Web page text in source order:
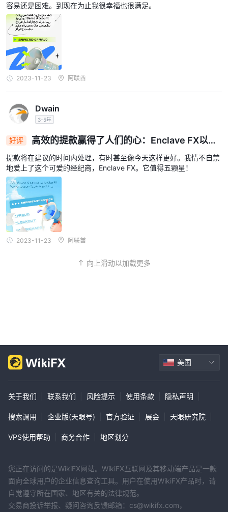
容易还是困难。到现在为止我很幸福也很满足。
2023-11-23 阿联酋
Dwain
3-5年
好评
高效的提款赢得了人们的心：Enclave FX以五
提款将在建议的时间内处理，有时甚至像今天这样更好。我情不自禁
地爱上了这个可爱的经纪商，Enclave FX。它值得五颗星！
2023-11-23 阿联酋
向上滑动以加载更多
美国
关于我们 联系我们 风险提示 使用条款 隐私声明
搜索调用 企业版(天眼号) 官方验证 展会 天眼研究院
VPS使用帮助 商务合作 地区划分
您正在访问的是WikiFX网站。WikiFX互联网及其移动端产品是一款
面向全球用户的企业信息查询工具。用户在使用WikiFX产品时，请
自觉遵守所在国家、地区有关的法律规范。
交易商投诉举报、疑问咨询反馈邮箱：cs@wikifx.com，